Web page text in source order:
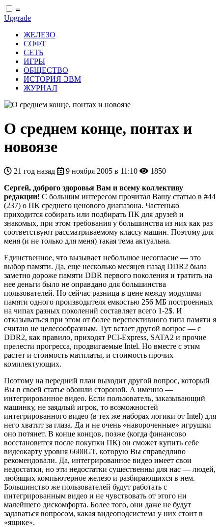
≡
Upgrade
ЖЕЛЕЗО
СОФТ
СЕТЬ
ИГРЫ
ОБЩЕСТВО
ИСТОРИЯ ЭВМ
ЖУРНАЛ
О среднем конце, понтах и
новоязе
21 год назад 9 ноября 2005 в 11:10
1850
Сергей, доброго здоровья Вам и всему коллективу
редакции! С большим интересом прочитал Вашу статью в #44
(237) о ПК среднего ценового диапазона. Частенько
приходится собирать или подбирать ПК для друзей и
знакомых, при этом требования у большинства из них как раз
соответствуют рассматриваемому классу машин. Поэтому для
меня (и не только для меня) такая тема актуальна.
Единственное, что вызывает небольшое несогласие — это
выбор памяти. Да, еще несколько месяцев назад DDR2 была
заметно дороже памяти DDR первого поколения и тратить на
нее деньги было не оправдано для большинства
пользователей. Но сейчас разница в цене между модулями
памяти одного производителя емкостью 256 МБ построенных
на чипах разных поколений составляет всего 1-2$. И
отказываться при этом от более перспективного типа памяти я
считаю не целесообразным. Тут встает другой вопрос — с
DDR2, как правило, приходят PCI-Express, SATA2 и прочие
прелести прогресса, продвигаемые Intel. Но вместе с этим
растет и стоимость матплаты, и стоимость прочих
комплектующих.
Поэтому на передний план выходит другой вопрос, который
Вы в своей статье обошли стороной. А именно —
интегрированное видео. Если пользователь, заказывающий
машинку, не заядлый игрок, то возможностей
интегрированного видео (в тех же наборах логики от Intel) для
него хватит за глаза. Да и не очень «навороченные» игрушки
оно потянет. В конце концов, позже (когда финансово
восстановится после покупки ПК) он сможет купить себе
видеокарту уровня 6600GT, которую Вы справедливо
рекомендовали. Да, интегрированное видео имеет свои
недостатки, но эти недостатки существенны для нас — людей,
любящих компьютерное железо и разбирающихся в нем.
Большинство же пользователей будут работать с
интегрированным видео и не чувствовать от этого ни
малейшего дискомфорта. Более того, они даже не будут
задаваться вопросом, какая видеоподсистема у них стоит в
«ящике».